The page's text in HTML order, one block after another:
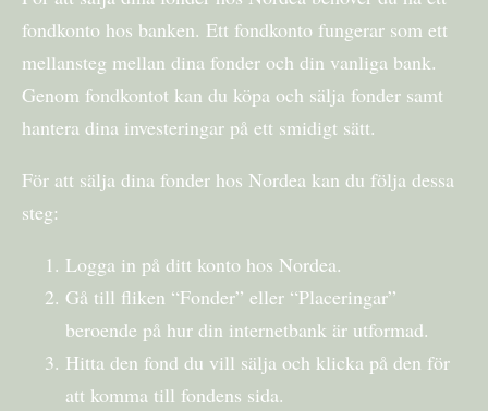
fondkonto hos banken. Ett fondkonto fungerar som ett
mellansteg mellan dina fonder och din vanliga bank.
Genom fondkontot kan du köpa och sälja fonder samt
hantera dina investeringar på ett smidigt sätt.
För att sälja dina fonder hos Nordea kan du följa dessa
steg:
Logga in på ditt konto hos Nordea.
Gå till fliken “Fonder” eller “Placeringar”
beroende på hur din internetbank är utformad.
Hitta den fond du vill sälja och klicka på den för
att komma till fondens sida.